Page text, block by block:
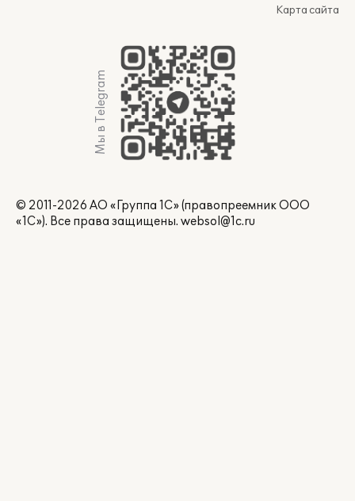
Карта сайта
Мы в Telegram
© 2011-2026 АО «Группа 1С» (правопреемник ООО
«1С»). Все права защищены. websol@1c.ru